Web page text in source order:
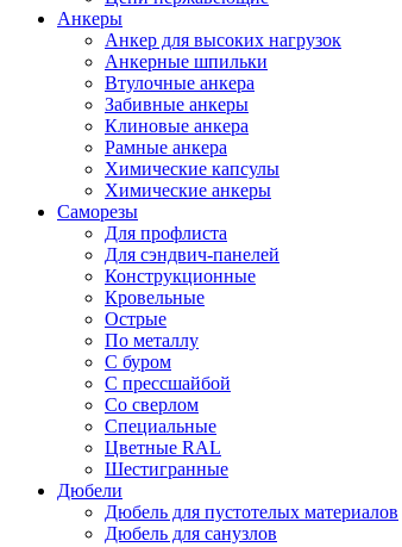
Анкеры
Анкер для высоких нагрузок
Анкерные шпильки
Втулочные анкера
Забивные анкеры
Клиновые анкера
Рамные анкера
Химические капсулы
Химические анкеры
Саморезы
Для профлиста
Для сэндвич-панелей
Конструкционные
Кровельные
Острые
По металлу
С буром
С прессшайбой
Со сверлом
Специальные
Цветные RAL
Шестигранные
Дюбели
Дюбель для пустотелых материалов
Дюбель для санузлов